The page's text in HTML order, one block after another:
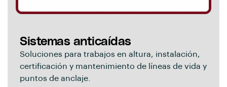
Sistemas anticaídas
Soluciones para trabajos en altura, instalación,
certificación y mantenimiento de líneas de vida y
puntos de anclaje.